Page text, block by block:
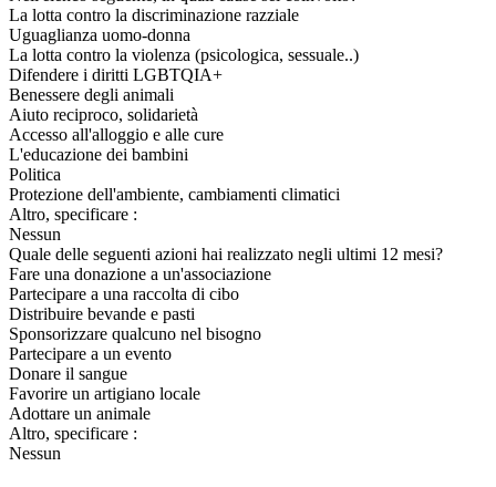
La lotta contro la discriminazione razziale
Uguaglianza uomo-donna
La lotta contro la violenza (psicologica, sessuale..)
Difendere i diritti LGBTQIA+
Benessere degli animali
Aiuto reciproco, solidarietà
Accesso all'alloggio e alle cure
L'educazione dei bambini
Politica
Protezione dell'ambiente, cambiamenti climatici
Altro, specificare :
Nessun
Quale delle seguenti azioni hai realizzato negli ultimi 12 mesi?
Fare una donazione a un'associazione
Partecipare a una raccolta di cibo
Distribuire bevande e pasti
Sponsorizzare qualcuno nel bisogno
Partecipare a un evento
Donare il sangue
Favorire un artigiano locale
Adottare un animale
Altro, specificare :
Nessun